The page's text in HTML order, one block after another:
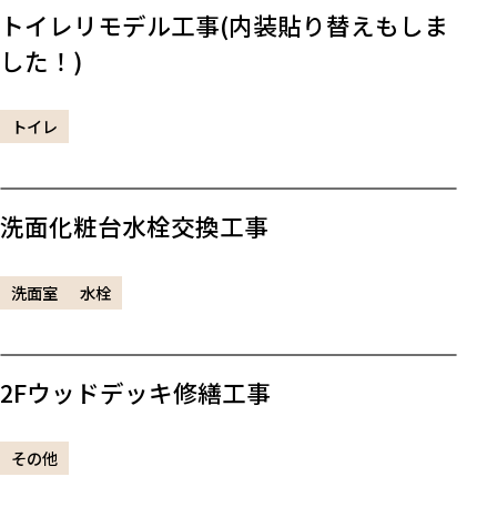
トイレリモデル工事(内装貼り替えもしま
した！)
トイレ
洗面化粧台水栓交換工事
洗面室 水栓
2Fウッドデッキ修繕工事
その他